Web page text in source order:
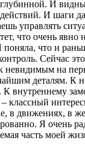
глубинной. И
И шаги
управлять
что очень явно
поняла, что и
Сейчас
невидимым на
деталям. К
К внутреннему
– классный
в движениях, в
Я очень
часть моей